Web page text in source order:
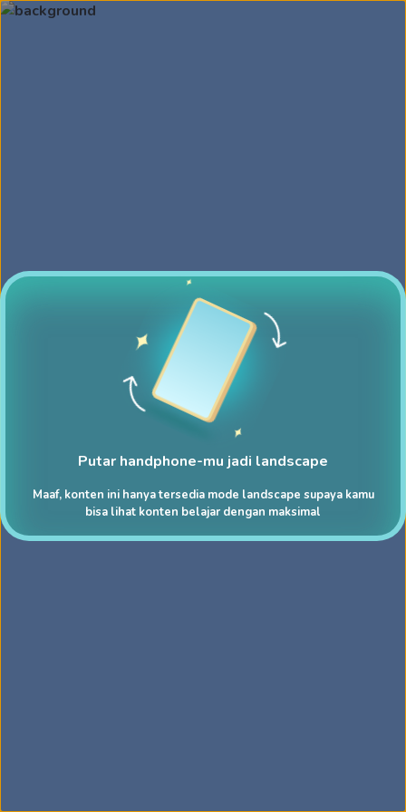
Putar handphone-mu jadi landscape
Maaf, konten ini hanya tersedia mode landscape supaya kamu
bisa lihat konten belajar dengan maksimal